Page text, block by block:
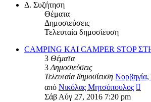
Δ. Συζήτηση
Θέματα
Δημοσιεύσεις
Τελευταία δημοσίευση
CAMPING KAI CAMPER STOP
3 Θέματα
3 Δημοσιεύσεις
Τελευταία δημοσίευση
από Νικόλας Μητσόπουλος
Σάβ Αύγ 27, 2016 7:20 pm